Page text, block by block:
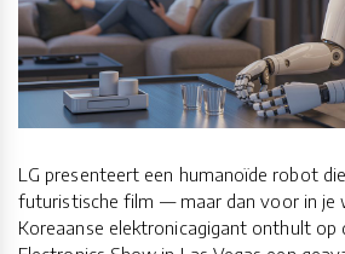
LG presenteert een humanoïde robot
futuristische film — maar dan voor in je
Koreaanse elektronicagigant onthult op